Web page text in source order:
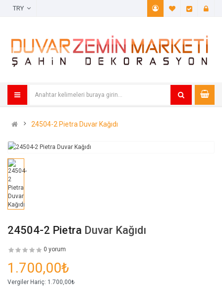
A. Listem
24504-2 Pietra Duvar Kağıdı
24504-2 Pietra Duvar Kağıdı
0 yorum
1.700,00₺
Vergiler Hariç: 1.700,00₺